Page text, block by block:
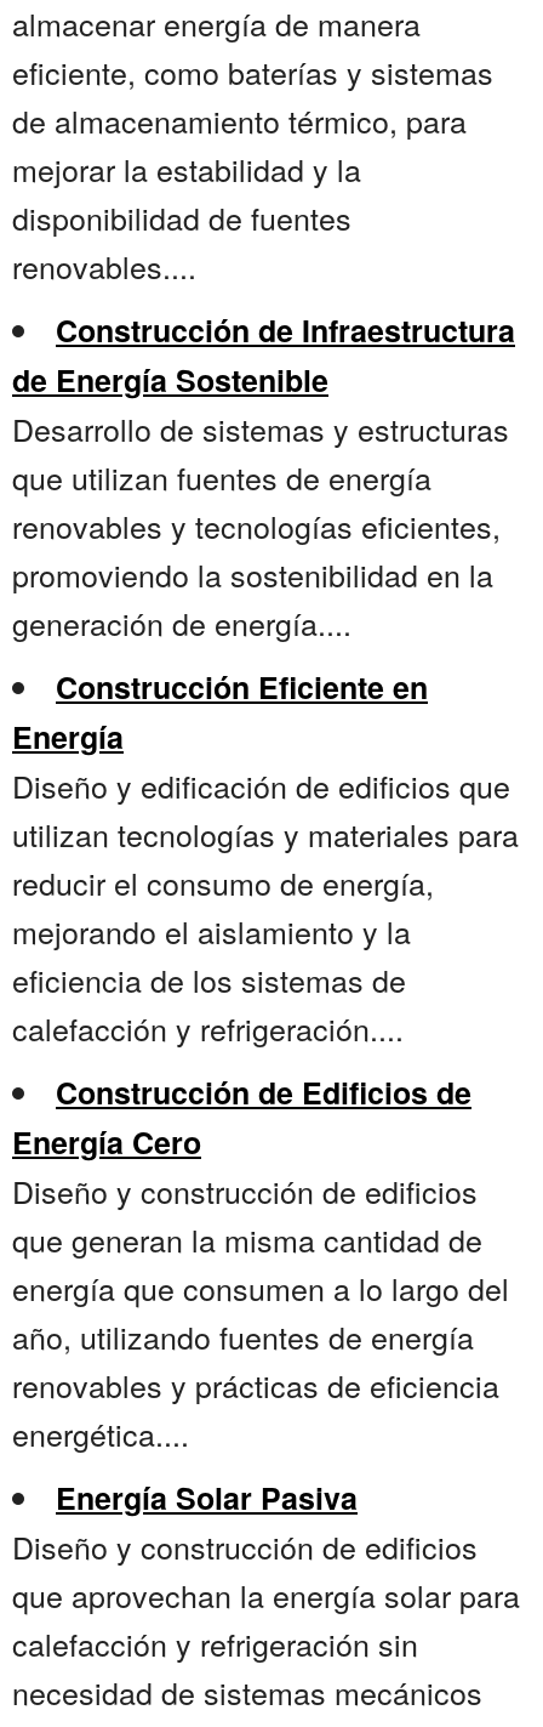
almacenar energía de manera
eficiente, como baterías y sistemas
de almacenamiento térmico, para
mejorar la estabilidad y la
disponibilidad de fuentes
renovables....
Construcción de Infraestructura
de Energía Sostenible
Desarrollo de sistemas y estructuras
que utilizan fuentes de energía
renovables y tecnologías eficientes,
promoviendo la sostenibilidad en la
generación de energía....
Construcción Eficiente en
Energía
Diseño y edificación de edificios que
utilizan tecnologías y materiales para
reducir el consumo de energía,
mejorando el aislamiento y la
eficiencia de los sistemas de
calefacción y refrigeración....
Construcción de Edificios de
Energía Cero
Diseño y construcción de edificios
que generan la misma cantidad de
energía que consumen a lo largo del
año, utilizando fuentes de energía
renovables y prácticas de eficiencia
energética....
Energía Solar Pasiva
Diseño y construcción de edificios
que aprovechan la energía solar para
calefacción y refrigeración sin
necesidad de sistemas mecánicos